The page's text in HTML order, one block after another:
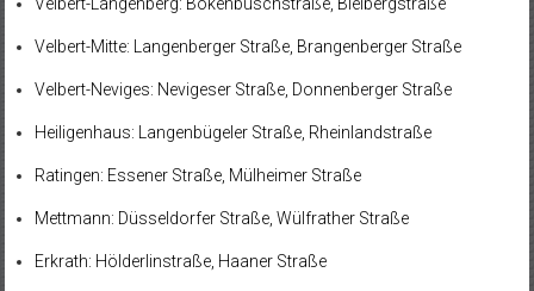
Velbert-Langenberg: Bökenbuschstraße, Bleibergstraße
Velbert-Mitte: Langenberger Straße, Brangenberger Straße
Velbert-Neviges: Nevigeser Straße, Donnenberger Straße
Heiligenhaus: Langenbügeler Straße, Rheinlandstraße
Ratingen: Essener Straße, Mülheimer Straße
Mettmann: Düsseldorfer Straße, Wülfrather Straße
Erkrath: Hölderlinstraße, Haaner Straße